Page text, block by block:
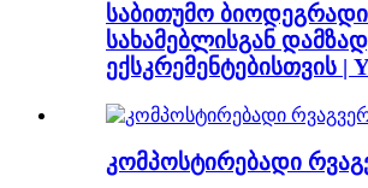
საბითუმო
სახამებლისგან
ექსკრემენტებისთვის |
კომპოსტირებადი